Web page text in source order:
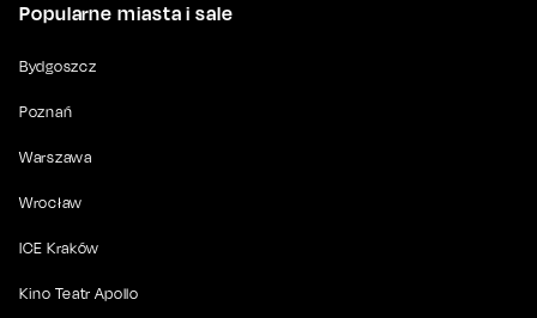
Popularne miasta i sale
Bydgoszcz
Poznań
Warszawa
Wrocław
ICE Kraków
Kino Teatr Apollo